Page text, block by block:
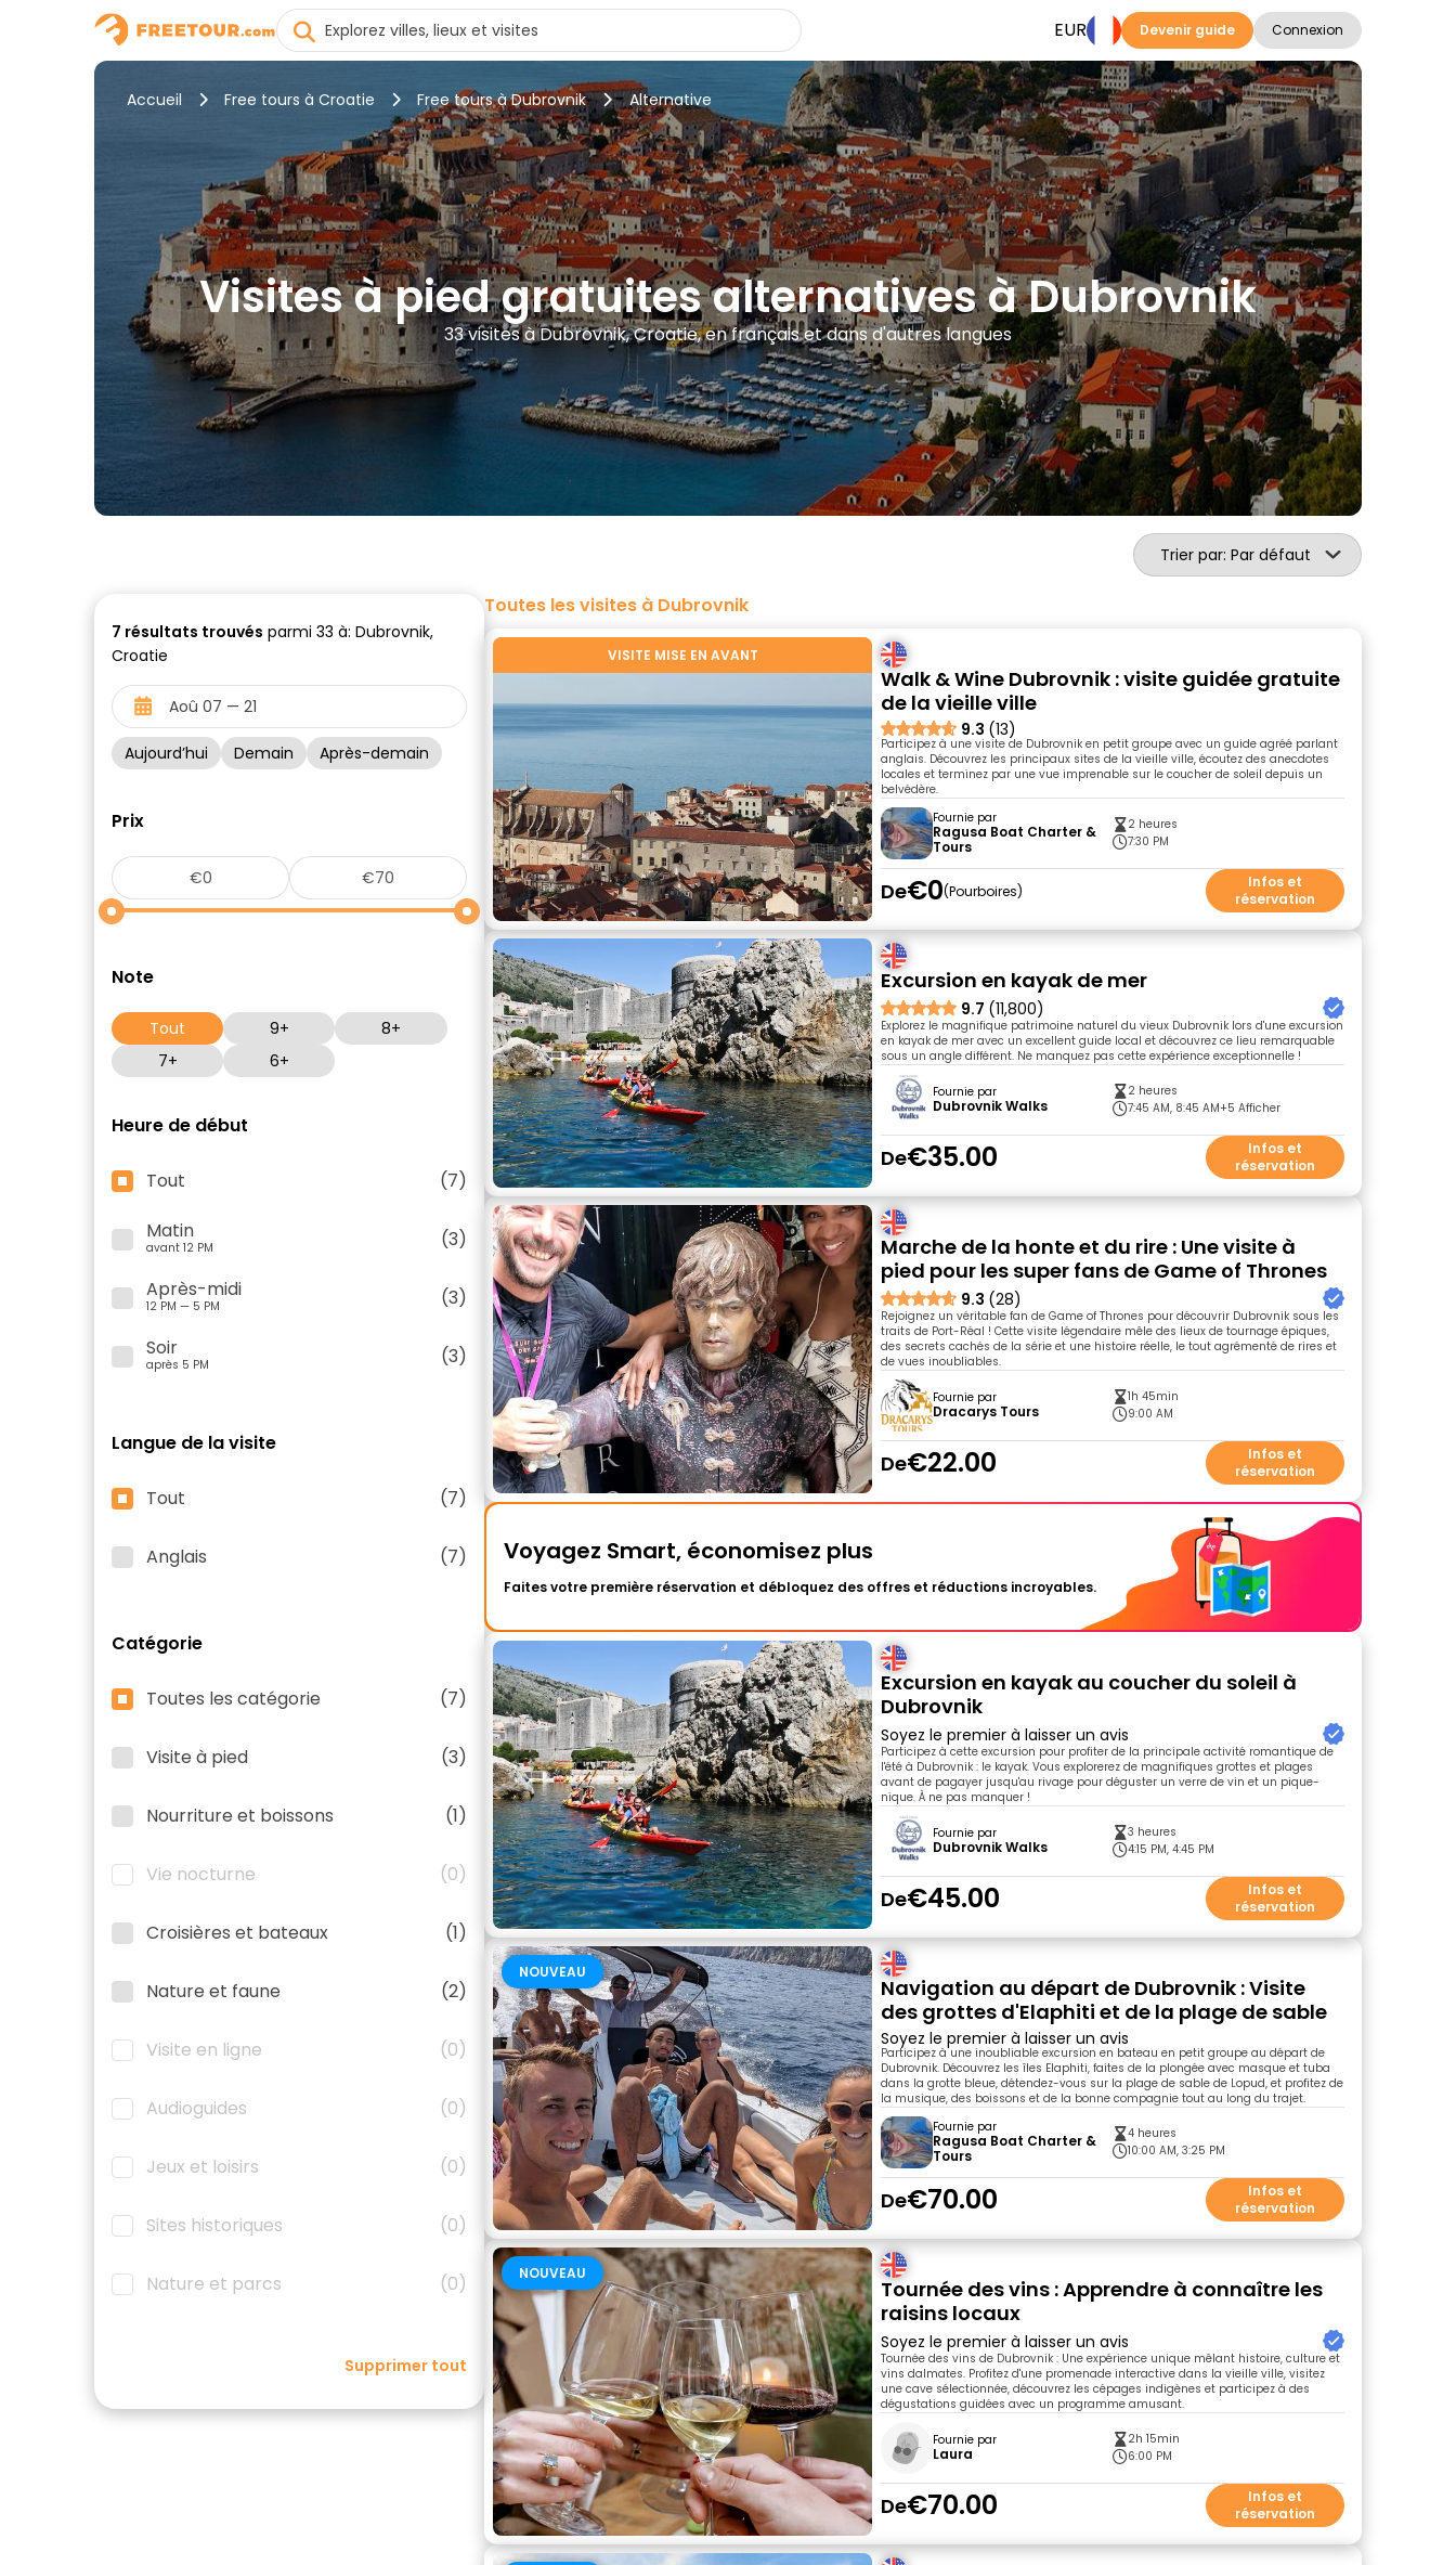
EUR Devenir guide Connexion
Accueil Free tours à Croatie Free tours à Dubrovnik Alternative
Visites à pied gratuites alternatives à Dubrovnik
33 visites à Dubrovnik, Croatie, en français et dans d'autres langues
Trier par: Par défaut
7 résultats trouvés parmi 33 à: Dubrovnik,
Croatie
Aujourd’hui Demain Après-demain
Prix
Note
Tout 9+
8+
7+
6+
Heure de début
Tout
(7)
Matin
avant 12 PM
(3)
Après-midi
12 PM — 5 PM
(3)
Soir
après 5 PM (3)
Langue de la visite
Tout (7)
Anglais (7)
Catégorie
Toutes les catégorie (7)
Visite à pied (3)
Nourriture et boissons (1)
Vie nocturne (0)
Croisières et bateaux (1)
Nature et faune (2)
Visite en ligne (0)
Audioguides (0)
Jeux et loisirs (0)
Sites historiques (0)
Nature et parcs (0)
Supprimer tout
Toutes les visites à Dubrovnik
VISITE MISE EN AVANT
Walk & Wine Dubrovnik : visite guidée gratuite
de la vieille ville
9.3 (13)
Participez à une visite de Dubrovnik en petit groupe avec un guide agréé parlant
anglais. Découvrez les principaux sites de la vieille ville, écoutez des anecdotes
locales et terminez par une vue imprenable sur le coucher de soleil depuis un
belvédère.
Fournie par
Ragusa Boat Charter &
Tours
2 heures
7:30 PM
De€0 Pourboires
Infos et
réservation
Excursion en kayak de mer
9.7 (11,800)
Explorez le magnifique patrimoine naturel du vieux Dubrovnik lors d'une excursion
en kayak de mer avec un excellent guide local et découvrez ce lieu remarquable
sous un angle différent. Ne manquez pas cette expérience exceptionnelle !
Fournie par
Dubrovnik Walks
2 heures
7:45 AM, 8:45 AM+5 Afficher
De€35.00
Infos et
réservation
Marche de la honte et du rire : Une visite à
pied pour les super fans de Game of Thrones
9.3 (28)
Rejoignez un véritable fan de Game of Thrones pour découvrir Dubrovnik sous les
traits de Port-Réal ! Cette visite légendaire mêle des lieux de tournage épiques,
des secrets cachés de la série et une histoire réelle, le tout agrémenté de rires et
de vues inoubliables.
Fournie par
Dracarys Tours
1h 45min
9:00 AM
De€22.00
Infos et
réservation
Voyagez Smart, économisez plus
Faites votre première réservation et débloquez des offres et réductions incroyables.
Excursion en kayak au coucher du soleil à
Dubrovnik
Soyez le premier à laisser un avis
Participez à cette excursion pour profiter de la principale activité romantique de
l'été à Dubrovnik : le kayak. Vous explorerez de magnifiques grottes et plages
avant de pagayer jusqu'au rivage pour déguster un verre de vin et un pique-
nique. À ne pas manquer !
Fournie par
Dubrovnik Walks
3 heures
4:15 PM, 4:45 PM
De€45.00
Infos et
réservation
NOUVEAU
Navigation au départ de Dubrovnik : Visite
des grottes d'Elaphiti et de la plage de sable
Soyez le premier à laisser un avis
Participez à une inoubliable excursion en bateau en petit groupe au départ de
Dubrovnik. Découvrez les îles Elaphiti, faites de la plongée avec masque et tuba
dans la grotte bleue, détendez-vous sur la plage de sable de Lopud, et profitez de
la musique, des boissons et de la bonne compagnie tout au long du trajet.
Fournie par
Ragusa Boat Charter &
Tours
4 heures
10:00 AM, 3:25 PM
De€70.00
Infos et
réservation
NOUVEAU
Tournée des vins : Apprendre à connaître les
raisins locaux
Soyez le premier à laisser un avis
Tournée des vins de Dubrovnik : Une expérience unique mêlant histoire, culture et
vins dalmates. Profitez d'une promenade interactive dans la vieille ville, visitez
une cave sélectionnée, découvrez les cépages indigènes et participez à des
dégustations guidées avec un programme amusant.
Fournie par
Laura
2h 15min
6:00 PM
De€70.00
Infos et
réservation